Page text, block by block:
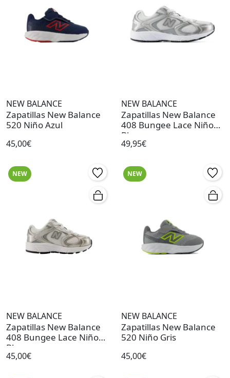
NEW BALANCE
Zapatillas New Balance
520 Niño Azul
45,00€
NEW BALANCE
Zapatillas New Balance
408 Bungee Lace Niño
Blanco
49,95€
NEW
NEW BALANCE
Zapatillas New Balance
408 Bungee Lace Niño
Blanco
45,00€
NEW
NEW BALANCE
Zapatillas New Balance
520 Niño Gris
45,00€